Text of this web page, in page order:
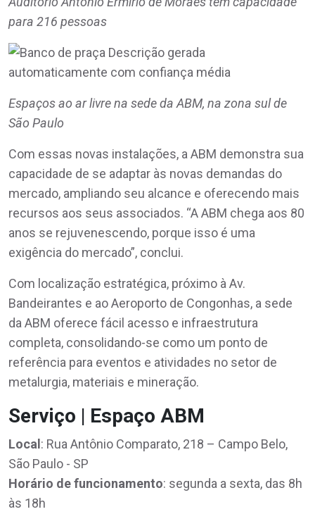
para 216 pessoas
Espaços ao ar livre na sede da ABM, na zona sul de
São Paulo
Com essas novas instalações, a ABM demonstra sua
capacidade de se adaptar às novas demandas do
mercado, ampliando seu alcance e oferecendo mais
recursos aos seus associados. “A ABM chega aos 80
anos se rejuvenescendo, porque isso é uma
exigência do mercado”, conclui.
Com localização estratégica, próximo à Av.
Bandeirantes e ao Aeroporto de Congonhas, a sede
da ABM oferece fácil acesso e infraestrutura
completa, consolidando-se como um ponto de
referência para eventos e atividades no setor de
metalurgia, materiais e mineração.
Serviço | Espaço ABM
Local: Rua Antônio Comparato, 218 – Campo Belo,
São Paulo - SP
Horário de funcionamento: segunda a sexta, das 8h
às 18h